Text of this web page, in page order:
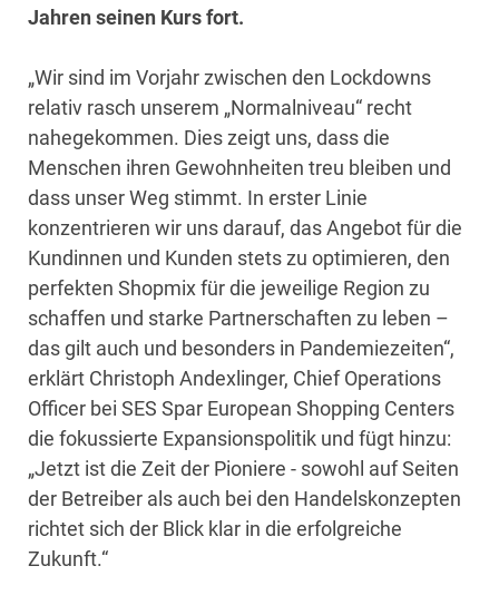
Jahren seinen Kurs fort.
„Wir sind im Vorjahr zwischen den Lockdowns
relativ rasch unserem „Normalniveau“ recht
nahegekommen. Dies zeigt uns, dass die
Menschen ihren Gewohnheiten treu bleiben und
dass unser Weg stimmt. In erster Linie
konzentrieren wir uns darauf, das Angebot für die
Kundinnen und Kunden stets zu optimieren, den
perfekten Shopmix für die jeweilige Region zu
schaffen und starke Partnerschaften zu leben –
das gilt auch und besonders in Pandemiezeiten“,
erklärt Christoph Andexlinger, Chief Operations
Officer bei SES Spar European Shopping Centers
die fokussierte Expansionspolitik und fügt hinzu:
„Jetzt ist die Zeit der Pioniere - sowohl auf Seiten
der Betreiber als auch bei den Handelskonzepten
richtet sich der Blick klar in die erfolgreiche
Zukunft.“